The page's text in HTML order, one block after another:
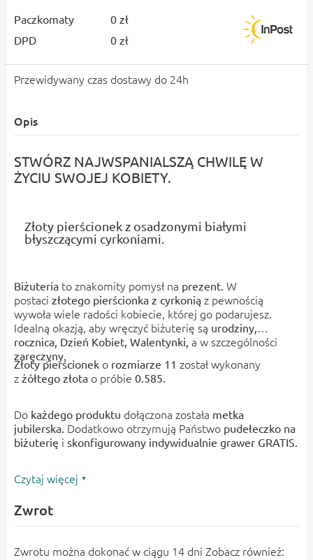
Paczkomaty
0 zł
DPD
0 zł
Przewidywany czas dostawy do 24h
Opis
STWÓRZ NAJWSPANIALSZĄ CHWILĘ W
ŻYCIU SWOJEJ KOBIETY.
Złoty pierścionek z osadzonymi białymi
błyszczącymi cyrkoniami.
Biżuteriato znakomity pomysł na prezent. W
postaci złotego pierścionka z cyrkonią z pewnością
wywoła wiele radości kobiecie, której go podarujesz.
Idealną okazją, aby wręczyć biżuterię są urodziny,
rocznica, Dzień Kobiet, Walentynki, a w szczególności
zaręczyny.
Złoty pierścioneko rozmiarze 11 został wykonany
z żółtego złota o próbie 0.585.
Do każdego produktu dołączona została metka
jubilerska. Dodatkowo otrzymują Państwo pudełeczko na
biżuterię i skonfigurowany indywidualnie grawer GRATIS.
Czytaj więcej
Zwrot
Zwrotu można dokonać w ciągu 14 dni Zobacz również: